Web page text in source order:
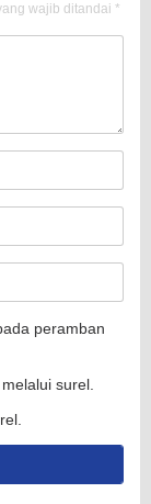
wajib ditandai *
peramban
surel.